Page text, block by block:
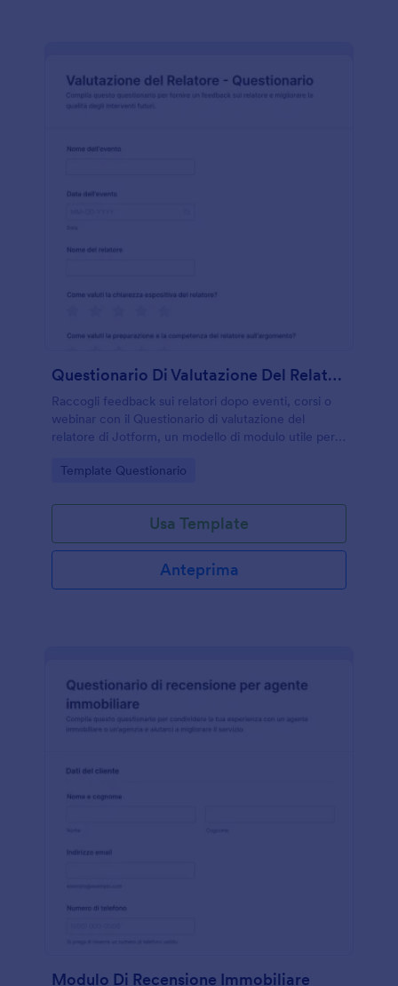
Questionario Di Valutazione Del Relatore
Raccogli feedback sui relatori dopo eventi, corsi o
webinar con il Questionario di valutazione del
relatore di Jotform, un modello di modulo utile per
presentazioni.
Go to Category:
Template Questionario
Usa Template
Anteprima
Modulo Di Recensione Immobiliare